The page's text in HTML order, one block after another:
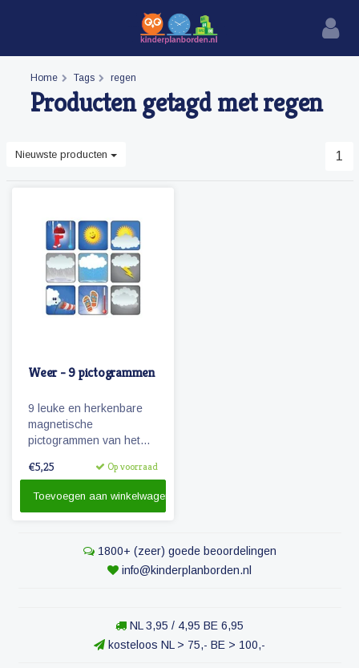
Home Tags regen
Producten getagd met regen
Nieuwste producten 1
Weer - 9 pictogrammen
9 leuke en herkenbare
magnetische
pictogrammen van het
€5,25 Op voorraad
Toevoegen aan winkelwagen
1800+ (zeer) goede beoordelingen
info@kinderplanborden.nl
NL 3,95 / 4,95 BE 6,95
kosteloos NL > 75,- BE > 100,-